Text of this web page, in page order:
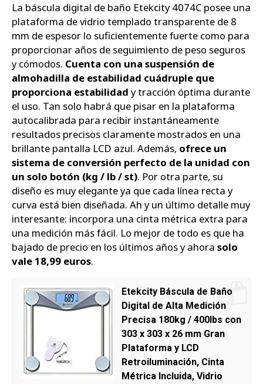
La báscula digital de baño Etekcity 4074C posee una
plataforma de vidrio templado transparente de 8
mm de espesor lo suficientemente fuerte como para
proporcionar años de seguimiento de peso seguros
y cómodos. Cuenta con una suspensión de
almohadilla de estabilidad cuádruple que
proporciona estabilidad y tracción óptima durante
el uso. Tan solo habrá que pisar en la plataforma
autocalibrada para recibir instantáneamente
resultados precisos claramente mostrados en una
brillante pantalla LCD azul. Además, ofrece un
sistema de conversión perfecto de la unidad con
un solo botón (kg / lb / st). Por otra parte, su
diseño es muy elegante ya que cada línea recta y
curva está bien diseñada. Ah y un último detalle muy
interesante: incorpora una cinta métrica extra para
una medición más fácil. Lo mejor de todo es que ha
bajado de precio en los últimos años y ahora solo
vale 18,99 euros.
Etekcity Báscula de Baño
Digital de Alta Medición
Precisa 180kg / 400lbs con
303 x 303 x 26 mm Gran
Plataforma y LCD
Retroiluminación, Cinta
Métrica Incluida, Vidrio